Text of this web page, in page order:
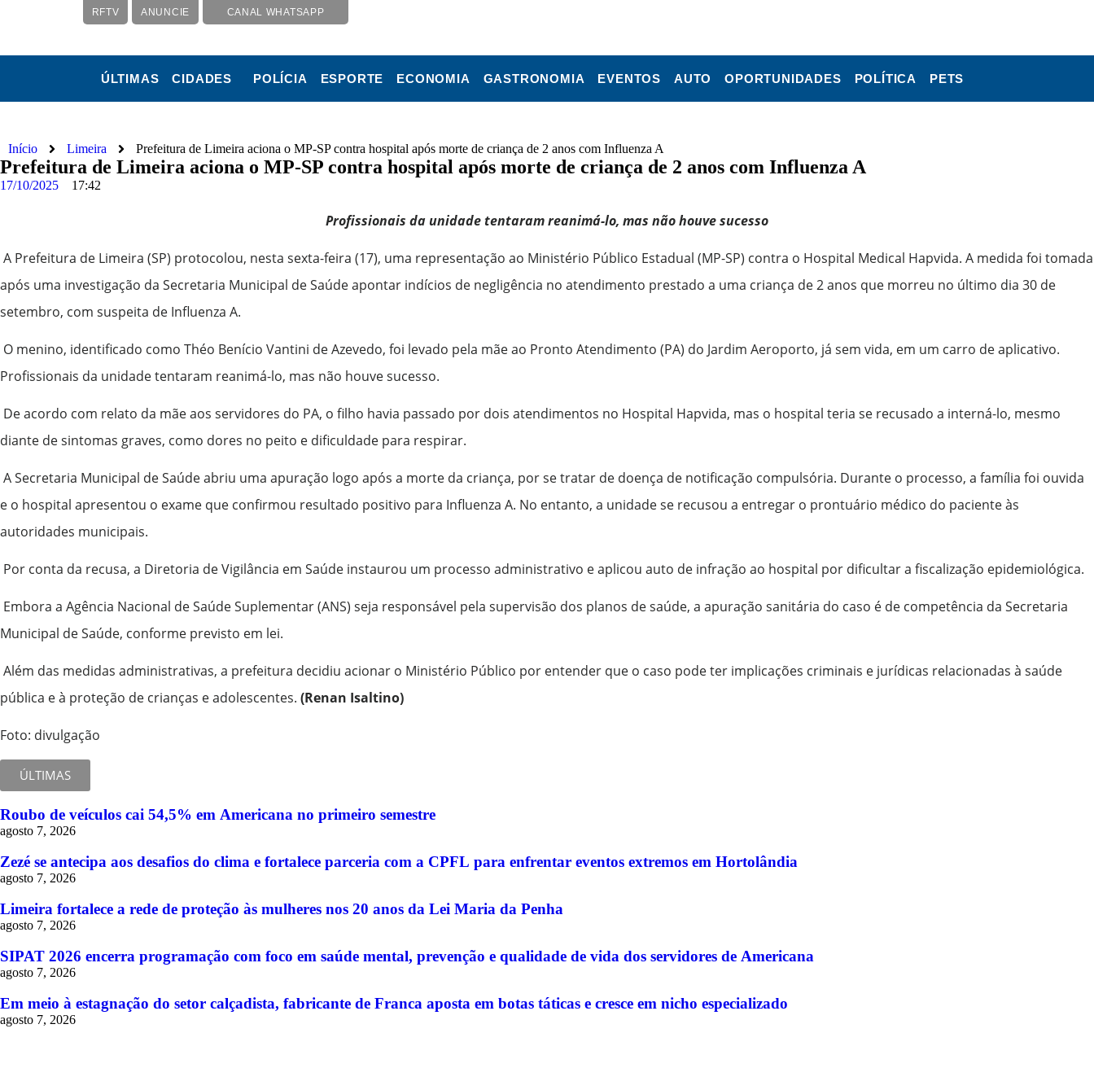
RFTV ANUNCIE CANAL WHATSAPP
ÚLTIMAS CIDADES POLÍCIA ESPORTE ECONOMIA GASTRONOMIA EVENTOS AUTO OPORTUNIDADES POLÍTICA PETS
Início Limeira Prefeitura de Limeira aciona o MP-SP contra hospital após morte de criança de 2 anos com Influenza A
Prefeitura de Limeira aciona o MP-SP contra hospital após morte de criança de 2 anos com Influenza A
17/10/2025 17:42
Profissionais da unidade tentaram reanimá-lo, mas não houve sucesso
A Prefeitura de Limeira (SP) protocolou, nesta sexta-feira (17), uma representação ao Ministério Público Estadual (MP-SP) contra o Hospital Medical Hapvida. A medida foi tomada
após uma investigação da Secretaria Municipal de Saúde apontar indícios de negligência no atendimento prestado a uma criança de 2 anos que morreu no último dia 30 de
setembro, com suspeita de Influenza A.
O menino, identificado como Théo Benício Vantini de Azevedo, foi levado pela mãe ao Pronto Atendimento (PA) do Jardim Aeroporto, já sem vida, em um carro de aplicativo.
Profissionais da unidade tentaram reanimá-lo, mas não houve sucesso.
De acordo com relato da mãe aos servidores do PA, o filho havia passado por dois atendimentos no Hospital Hapvida, mas o hospital teria se recusado a interná-lo, mesmo
diante de sintomas graves, como dores no peito e dificuldade para respirar.
A Secretaria Municipal de Saúde abriu uma apuração logo após a morte da criança, por se tratar de doença de notificação compulsória. Durante o processo, a família foi ouvida
e o hospital apresentou o exame que confirmou resultado positivo para Influenza A. No entanto, a unidade se recusou a entregar o prontuário médico do paciente às
autoridades municipais.
Por conta da recusa, a Diretoria de Vigilância em Saúde instaurou um processo administrativo e aplicou auto de infração ao hospital por dificultar a fiscalização epidemiológica.
Embora a Agência Nacional de Saúde Suplementar (ANS) seja responsável pela supervisão dos planos de saúde, a apuração sanitária do caso é de competência da Secretaria
Municipal de Saúde, conforme previsto em lei.
Além das medidas administrativas, a prefeitura decidiu acionar o Ministério Público por entender que o caso pode ter implicações criminais e jurídicas relacionadas à saúde
pública e à proteção de crianças e adolescentes. (Renan Isaltino)
Foto: divulgação
ÚLTIMAS
Roubo de veículos cai 54,5% em Americana no primeiro semestre
agosto 7, 2026
Zezé se antecipa aos desafios do clima e fortalece parceria com a CPFL para enfrentar eventos extremos em Hortolândia
agosto 7, 2026
Limeira fortalece a rede de proteção às mulheres nos 20 anos da Lei Maria da Penha
agosto 7, 2026
SIPAT 2026 encerra programação com foco em saúde mental, prevenção e qualidade de vida dos servidores de Americana
agosto 7, 2026
Em meio à estagnação do setor calçadista, fabricante de Franca aposta em botas táticas e cresce em nicho especializado
agosto 7, 2026